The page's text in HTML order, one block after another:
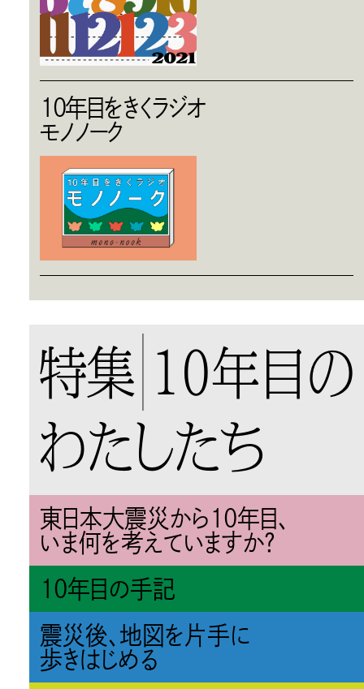
10年目をきくラジオ
モノノーク
特集 10年目の
わたしたち
東日本大震災から10年目、
いま何を考えていますか？
10年目の手記
震災後、地図を片手に
歩きはじめる